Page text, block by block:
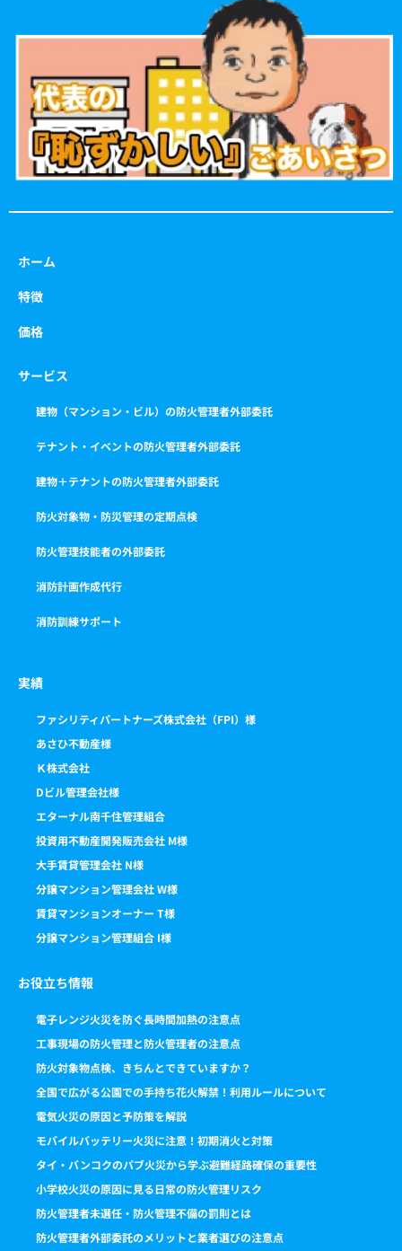
o
k
g
a
m
e
u
b
e
ホーム
特徴
価格
サービス
建物（マンション・ビル）の防火管理者外部委託
テナント・イベントの防火管理者外部委託
建物＋テナントの防火管理者外部委託
防火対象物・防災管理の定期点検
防火管理技能者の外部委託
消防計画作成代行
消防訓練サポート
実績
ファシリティパートナーズ株式会社（FPI）様
あさひ不動産様
Ｋ株式会社
Dビル管理会社様
エターナル南千住管理組合
投資用不動産開発販売会社 M様
大手賃貸管理会社 N様
分譲マンション管理会社 W様
賃貸マンションオーナー T様
分譲マンション管理組合 I様
お役立ち情報
電子レンジ火災を防ぐ長時間加熱の注意点
工事現場の防火管理と防火管理者の注意点
防火対象物点検、きちんとできていますか？
全国で広がる公園での手持ち花火解禁！利用ルールについて
電気火災の原因と予防策を解説
モバイルバッテリー火災に注意！初期消火と対策
タイ・バンコクのパブ火災から学ぶ避難経路確保の重要性
小学校火災の原因に見る日常の防火管理リスク
防火管理者未選任・防火管理不備の罰則とは
防火管理者外部委託のメリットと業者選びの注意点